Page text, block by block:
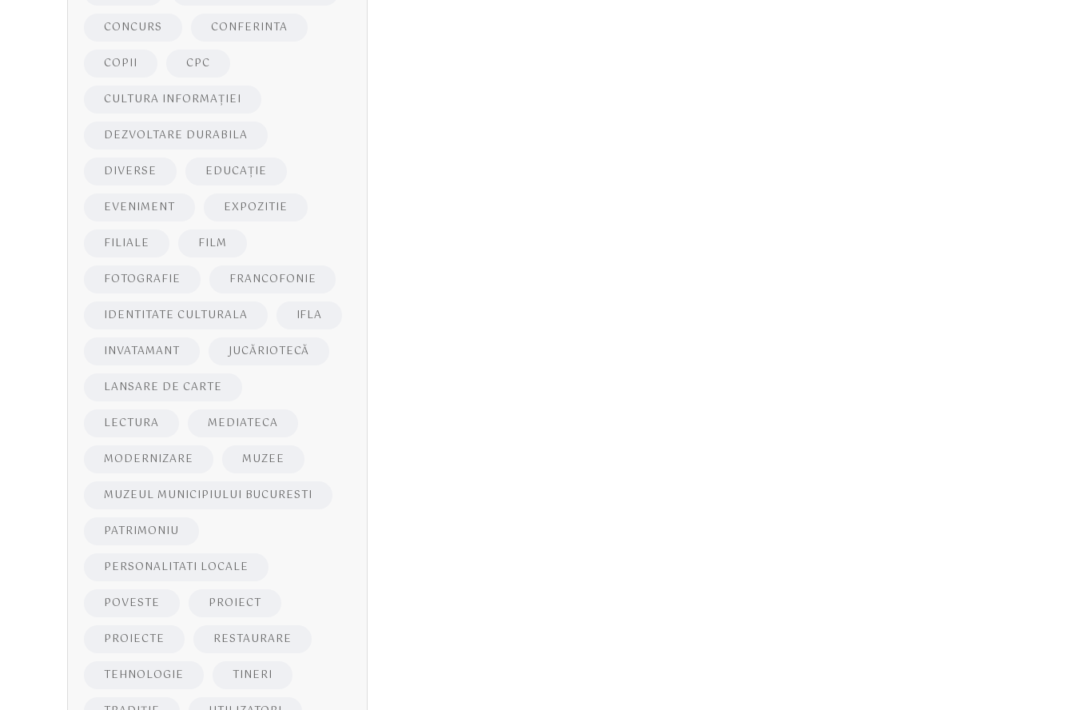
CONCURS CONFERINTA
COPII CPC
CULTURA INFORMAŢIEI
DEZVOLTARE DURABILA
DIVERSE EDUCAŢIE
EVENIMENT EXPOZITIE
FILIALE FILM
FOTOGRAFIE FRANCOFONIE
IDENTITATE CULTURALA IFLA
INVATAMANT JUCĂRIOTECĂ
LANSARE DE CARTE
LECTURA MEDIATECA
MODERNIZARE MUZEE
MUZEUL MUNICIPIULUI BUCURESTI
PATRIMONIU
PERSONALITATI LOCALE
POVESTE PROIECT
PROIECTE RESTAURARE
TEHNOLOGIE TINERI